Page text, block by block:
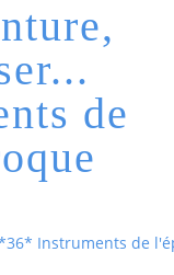
de
Instruments de